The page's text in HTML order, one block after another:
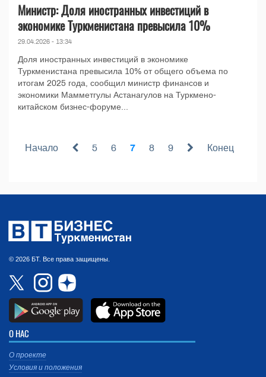
Министр: Доля иностранных инвестиций в
экономике Туркменистана превысила 10%
29.04.2026 - 13:34
Доля иностранных инвестиций в экономике
Туркменистана превысила 10% от общего объема по
итогам 2025 года, сообщил министр финансов и
экономики Мамметгулы Астанагулов на Туркмено-
китайском бизнес-форуме...
Начало 5 6 7 8 9 Конец
© 2026 БТ. Все права защищены.
О НАС
О проекте
Условия и положения